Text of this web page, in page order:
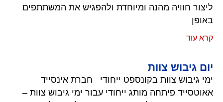
ליצור חוויה מהנה ומיוחדת ולהפגיש את המשתתפים
באופן
קרא עוד
יום גיבוש צוות
ימי גיבוש צוות בקונספט ייחודי חברת אינסייד
אאוטסייד פיתחה מותג ייחודי עבור ימי גיבוש צוות –